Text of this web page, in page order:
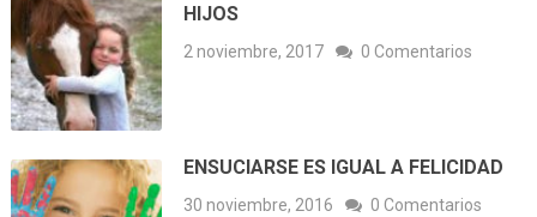
HIJOS
2 noviembre, 2017 0 Comentarios
ENSUCIARSE ES IGUAL A FELICIDAD
30 noviembre, 2016 0 Comentarios